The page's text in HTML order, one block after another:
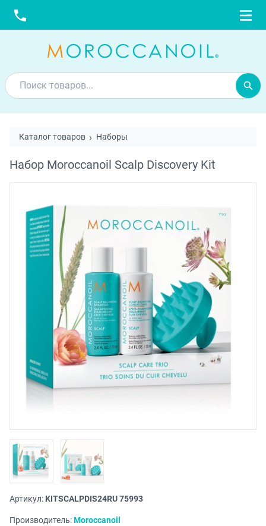
Каталог товаров Наборы
Набор Moroccanoil Scalp Discovery Kit
Артикул: KITSCALPDIS24RU 75993
Производитель:Moroccanoil